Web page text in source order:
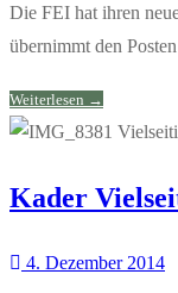
Die FEI hat ihren
übernimmt den
Weiterlesen →
Kader
4. Dezember 2014